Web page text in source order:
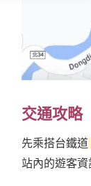
交通攻略
先乘搭台鐵道
站內的遊客資